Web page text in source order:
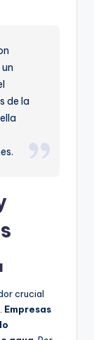
de la
crucial
Empresas